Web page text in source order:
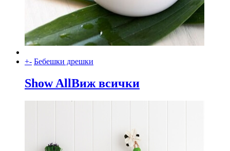
+- Бебешки дрешки
Show AllВиж всички